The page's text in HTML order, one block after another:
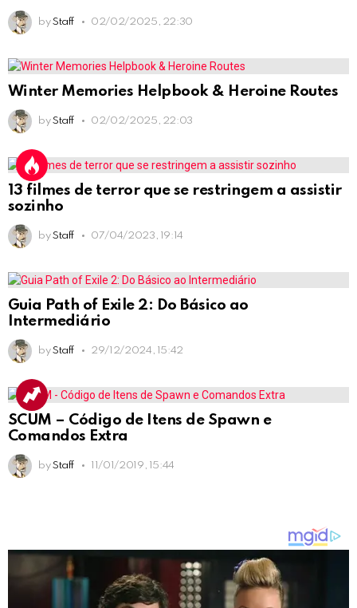
by Staff 02/02/2025, 22:30
Winter Memories Helpbook & Heroine Routes
by Staff 02/02/2025, 22:03
13 filmes de terror que se restringem a assistir
sozinho
by Staff 07/04/2023, 19:14
Guia Path of Exile 2: Do Básico ao
Intermediário
by Staff 29/12/2024, 15:42
SCUM – Código de Itens de Spawn e
Comandos Extra
by Staff 11/01/2019, 15:44